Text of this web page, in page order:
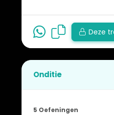
Deze
Onditie
5 Oefeningen